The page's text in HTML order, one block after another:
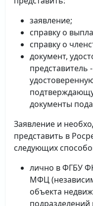
заявление;
справку о
справку о
документ,
представитель
документы
Заявление и
представить в
следующих
лично в ФГБУ
МФЦ
объекта